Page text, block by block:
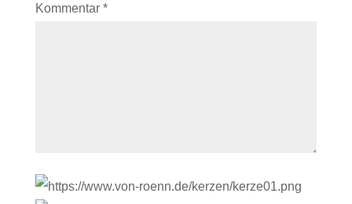
Kommentar *